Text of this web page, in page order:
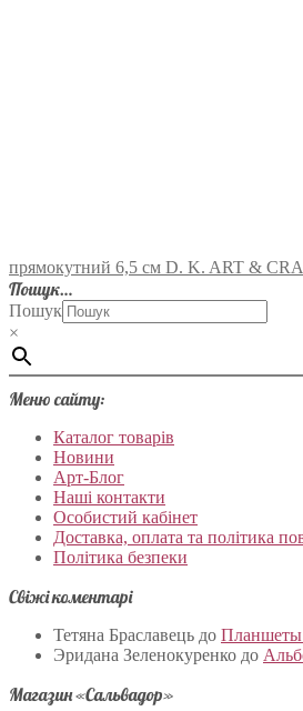
прямокутний 6,5 см D. K. ART &
Пошук…
Пошук
×
Меню сайту:
Каталог товарів
Новини
Арт-Блог
Наші контакти
Особистий кабінет
Доставка, оплата та політика
Політика безпеки
Свіжі коментарі
Тетяна Браславець до Планшеты
Эридана Зеленокуренко до
Магазин «Сальвадор»